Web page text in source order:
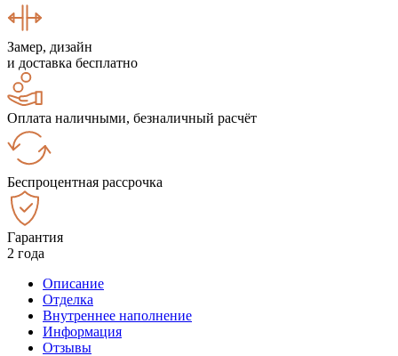
Замер, дизайн
и доставка бесплатно
Оплата наличными, безналичный расчёт
Беспроцентная рассрочка
Гарантия
2 года
Описание
Отделка
Внутреннее наполнение
Информация
Отзывы